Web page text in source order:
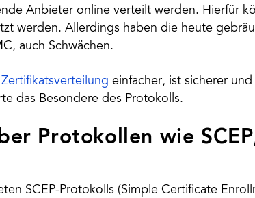
Anbieter online verteilt werden. Hierfür
werden. Allerdings haben die heute
auch Schwächen.
Zertifikatsverteilung einfacher, ist sicherer
das Besondere des Protokolls.
Protokollen wie
SCEP-Protokolls (Simple Certificate